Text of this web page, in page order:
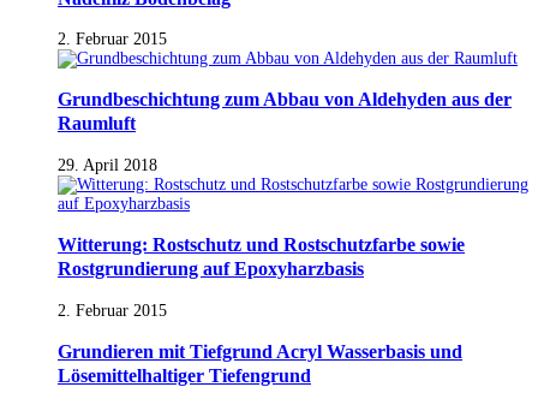
2. Februar 2015
Grundbeschichtung zum Abbau von Aldehyden aus der
Raumluft
29. April 2018
Witterung: Rostschutz und Rostschutzfarbe sowie
Rostgrundierung auf Epoxyharzbasis
2. Februar 2015
Grundieren mit Tiefgrund Acryl Wasserbasis und
Lösemittelhaltiger Tiefengrund